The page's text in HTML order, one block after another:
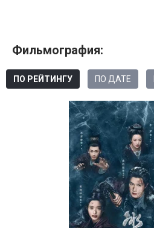
Фильмография:
ПО РЕЙТИНГУ ПО ДАТЕ